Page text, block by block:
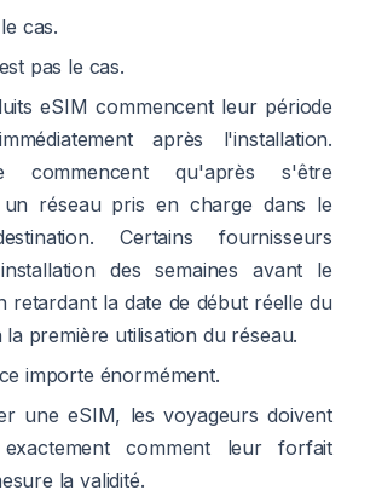
cas.
pas le cas.
eSIM commencent leur période
après l'installation.
commencent qu'après s'être
réseau pris en charge dans le
Certains fournisseurs
des semaines avant le
retardant la date de début réelle du
première utilisation du réseau.
importe énormément.
une eSIM, les voyageurs doivent
comment leur forfait
la validité.